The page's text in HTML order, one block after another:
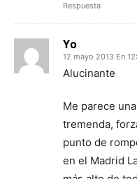
Respuesta
Yo
12 mayo 2013 En
Alucinante
Me parece
tremenda,
punto de
en el Madrid